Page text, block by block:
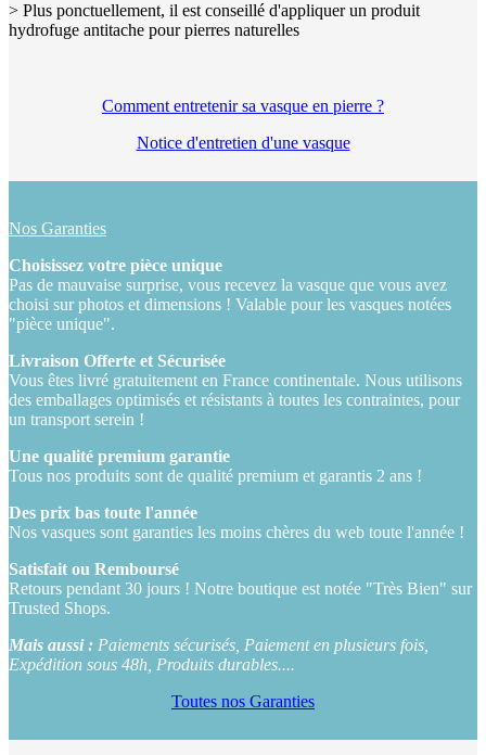
> Plus ponctuellement, il est conseillé d'appliquer un produit
hydrofuge antitache pour pierres naturelles
Comment entretenir sa vasque en pierre ?
Notice d'entretien d'une vasque
Nos Garanties
Choisissez votre pièce unique
Pas de mauvaise surprise, vous recevez la vasque que vous avez
choisi sur photos et dimensions ! Valable pour les vasques notées
"pièce unique".
Livraison Offerte et Sécurisée
Vous êtes livré gratuitement en France continentale. Nous utilisons
des emballages optimisés et résistants à toutes les contraintes, pour
un transport serein !
Une qualité premium garantie
Tous nos produits sont de qualité premium et garantis 2 ans !
Des prix bas toute l'année
Nos vasques sont garanties les moins chères du web toute l'année !
Satisfait ou Remboursé
Retours pendant 30 jours ! Notre boutique est notée "Très Bien" sur
Trusted Shops.
Mais aussi : Paiements sécurisés, Paiement en plusieurs fois,
Expédition sous 48h, Produits durables....
Toutes nos Garanties